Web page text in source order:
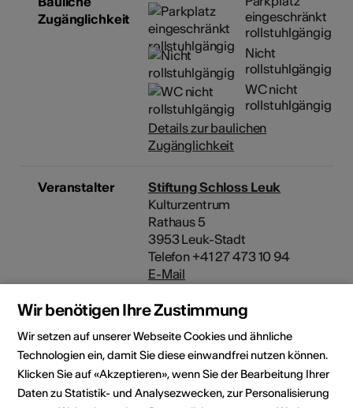
Zugänglichkeit
eingeschränkt
rollstuhlgängig
Nicht
rollstuhlgängig
WC nicht
rollstuhlgängig
Details zur baulichen
Zugänglichkeit
Veranstalter
Stiftung Schloss Leuk
Kulturzentrum
Rathaus 5
3953 Leuk-Stadt
Telefon +41 27 473 10 94
E-Mail
Rubrik
Art der Veranstaltung
Ausstellung Weiteres
Altersfreigabe
Ab 12 Jahren
Wir benötigen Ihre Zustimmung
Wir setzen auf unserer Webseite Cookies und ähnliche
Technologien ein, damit Sie diese einwandfrei nutzen können.
Klicken Sie auf «Akzeptieren», wenn Sie der Bearbeitung Ihrer
Daten zu Statistik- und Analysezwecken, zur Personalisierung